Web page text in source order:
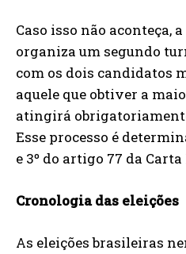
Caso isso não aconteça,
organiza um segundo
com os dois candidatos
aquele que obtiver a
atingirá
Esse processo é
e 3º do artigo 77 da
Cronologia das eleições
As eleições brasileiras